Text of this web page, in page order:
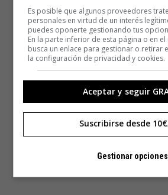
Es posible que algunos proveedores
personales en virtud de un interés
puedes oponerte gestionando tus
En la parte inferior de esta página o en
busca un enlace para gestionar o retirar
la configuración de privacidad y cookies.
Aceptar y seguir
Suscribirse desde
Gestionar opciones